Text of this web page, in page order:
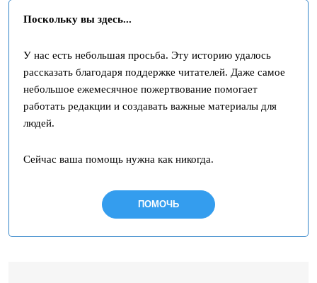
Поскольку вы здесь...
У нас есть небольшая просьба. Эту историю удалось
рассказать благодаря поддержке читателей. Даже самое
небольшое ежемесячное пожертвование помогает
работать редакции и создавать важные материалы для
людей.
Сейчас ваша помощь нужна как никогда.
ПОМОЧЬ